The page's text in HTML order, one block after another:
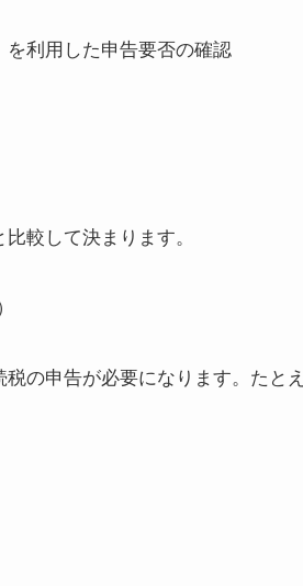
を利用した申告要否の確認
較して決まります。
の申告が必要になります。たと